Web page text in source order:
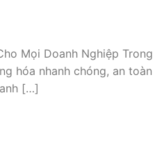
Mọi Doanh Nghiệp Trong
hóa nhanh chóng, an toàn
[…]